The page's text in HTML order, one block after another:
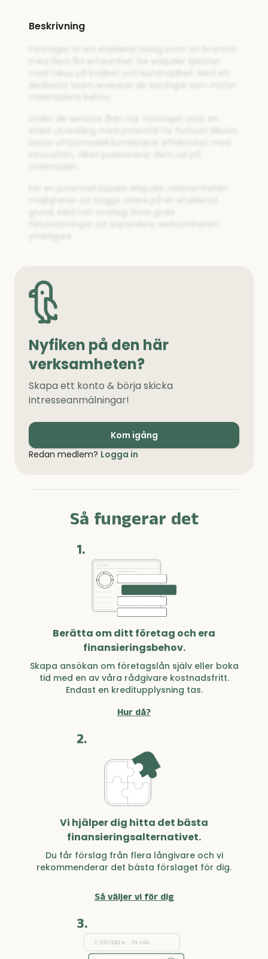
Beskrivning
Nyfiken på den här
verksamheten?
Skapa ett konto & börja skicka
intresseanmälningar!
Kom igång
Redan medlem? Logga in
Så fungerar det
1.
Berätta om ditt företag och era
finansieringsbehov.
Skapa ansökan om företagslån själv eller boka
tid med en av våra rådgivare kostnadsfritt.
Endast en kreditupplysning tas.
Hur då?
2.
Vi hjälper dig hitta det bästa
finansieringsalternativet.
Du får förslag från flera långivare och vi
rekommenderar det bästa förslaget för dig.
Så väljer vi för dig
3.